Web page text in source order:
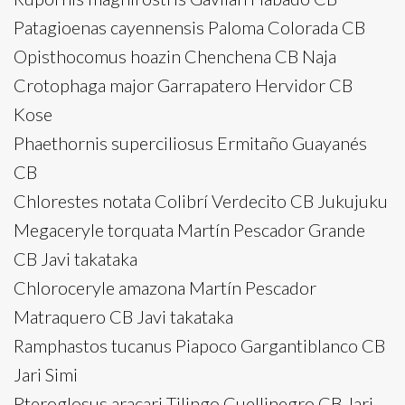
Patagioenas cayennensis Paloma Colorada CB
Opisthocomus hoazin Chenchena CB Naja
Crotophaga major Garrapatero Hervidor CB
Kose
Phaethornis superciliosus Ermitaño Guayanés
CB
Chlorestes notata Colibrí Verdecito CB Jukujuku
Megaceryle torquata Martín Pescador Grande
CB Javi takataka
Chloroceryle amazona Martín Pescador
Matraquero CB Javi takataka
Ramphastos tucanus Piapoco Gargantiblanco CB
Jari Simi